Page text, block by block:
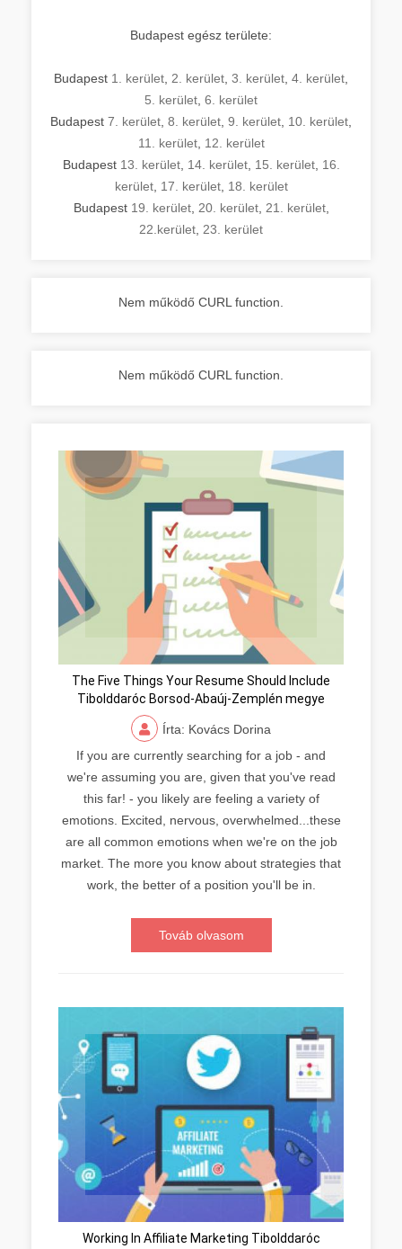
Budapest egész területe:
Budapest 1. kerület 2. kerület 3. kerület 4. kerület
5. kerület 6. kerület
Budapest 7. kerület 8. kerület 9. kerület 10. kerület
11. kerület, 12. kerület
Budapest 13. kerület, 14. kerület, 15. kerület, 16.
kerület, 17. kerület, 18. kerület
Budapest 19. kerület, 20. kerület, 21. kerület,
22.kerület 23. kerület
Nem működő CURL function.
Nem működő CURL function.
The Five Things Your Resume Should Include
Tibolddaróc Borsod-Abaúj-Zemplén megye
Írta: Kovács Dorina
If you are currently searching for a job - and
we're assuming you are, given that you've read
this far! - you likely are feeling a variety of
emotions. Excited, nervous, overwhelmed...these
are all common emotions when we're on the job
market. The more you know about strategies that
work, the better of a position you'll be in.
Továb olvasom
Working In Affiliate Marketing Tibolddaróc